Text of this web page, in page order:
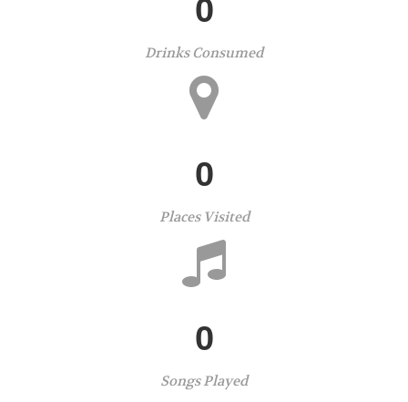
0
Drinks Consumed
0
Places Visited
0
Songs Played